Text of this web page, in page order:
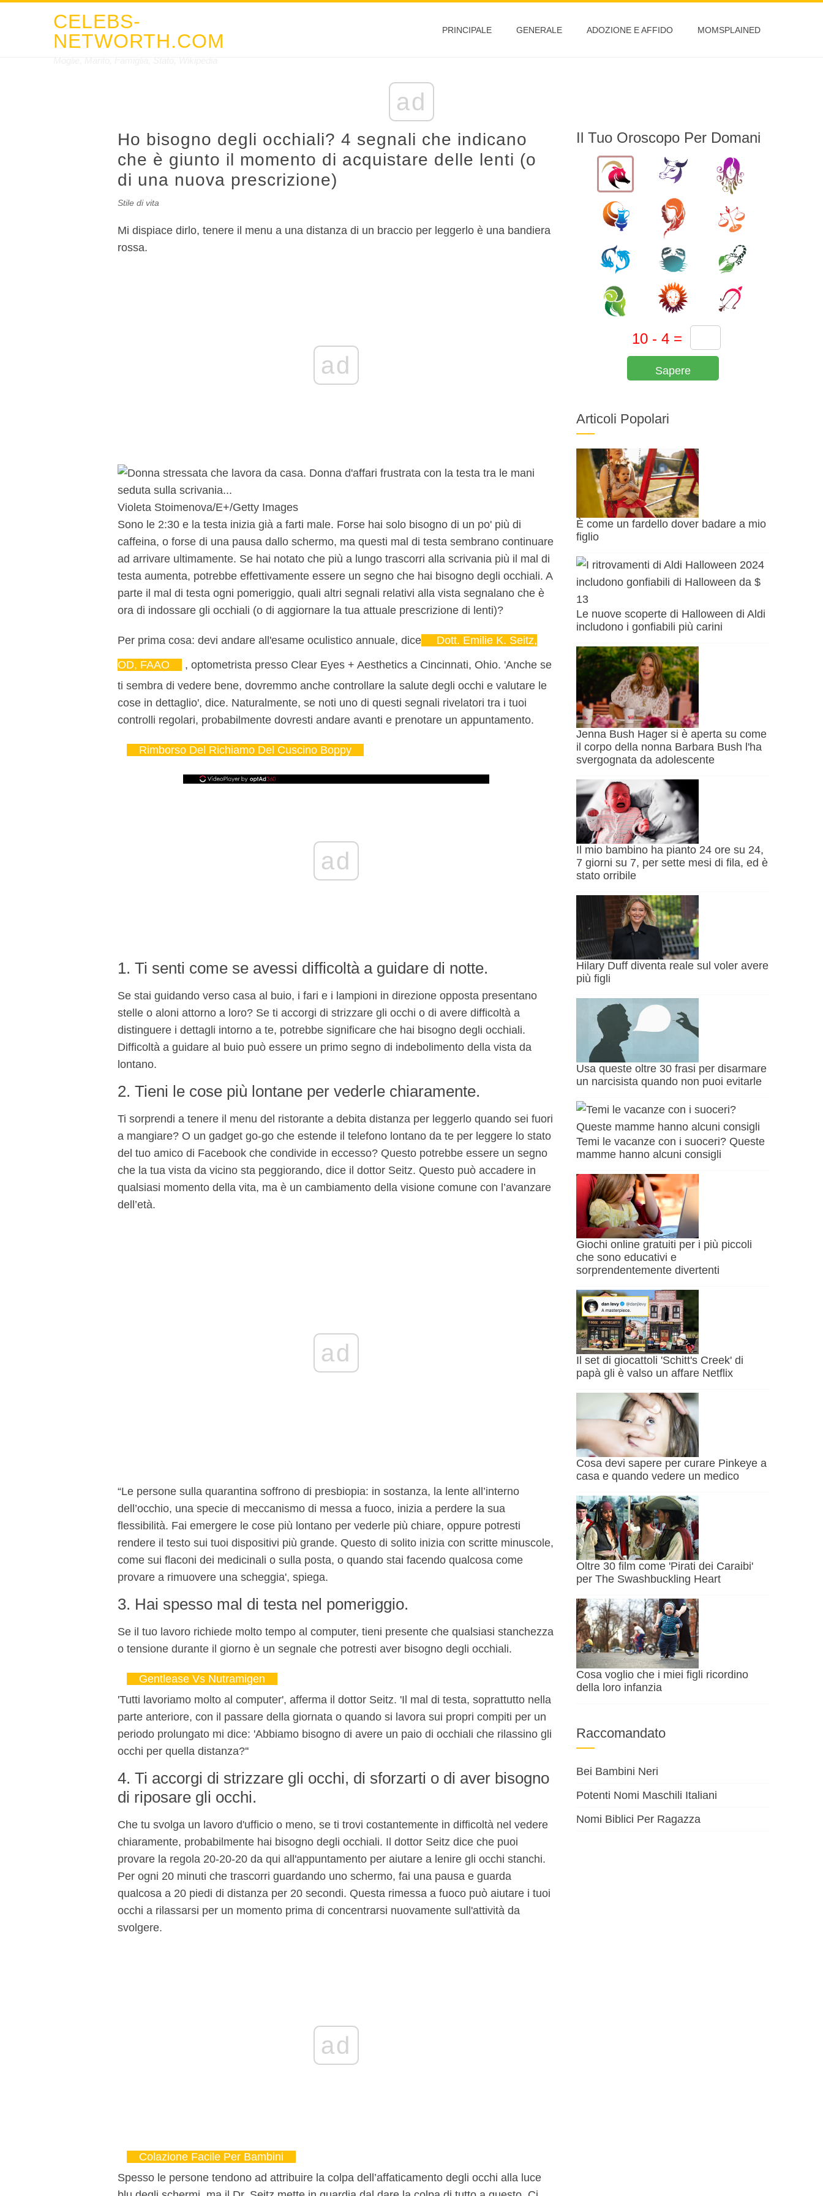
CELEBS-
NETWORTH.COM
PRINCIPALE GENERALE ADOZIONE E AFFIDO MOMSPLAINED
ad
Ho bisogno degli occhiali? 4 segnali che indicano
che è giunto il momento di acquistare delle lenti (o
di una nuova prescrizione)
Stile di vita
Mi dispiace dirlo, tenere il menu a una distanza di un braccio per leggerlo è una bandiera
rossa.
ad
Violeta Stoimenova/E+/Getty Images
Sono le 2:30 e la testa inizia già a farti male. Forse hai solo bisogno di un po' più di
caffeina, o forse di una pausa dallo schermo, ma questi mal di testa sembrano continuare
ad arrivare ultimamente. Se hai notato che più a lungo trascorri alla scrivania più il mal di
testa aumenta, potrebbe effettivamente essere un segno che hai bisogno degli occhiali. A
parte il mal di testa ogni pomeriggio, quali altri segnali relativi alla vista segnalano che è
ora di indossare gli occhiali (o di aggiornare la tua attuale prescrizione di lenti)?
Per prima cosa: devi andare all'esame oculistico annuale, dice
Dott. Emilie K. Seitz,
OD, FAAO
, optometrista presso Clear Eyes + Aesthetics a Cincinnati, Ohio. 'Anche se
ti sembra di vedere bene, dovremmo anche controllare la salute degli occhi e valutare le
cose in dettaglio', dice. Naturalmente, se noti uno di questi segnali rivelatori tra i tuoi
controlli regolari, probabilmente dovresti andare avanti e prenotare un appuntamento.
Rimborso Del Richiamo Del Cuscino Boppy
ad
1. Ti senti come se avessi difficoltà a guidare di notte.
Se stai guidando verso casa al buio, i fari e i lampioni in direzione opposta presentano
stelle o aloni attorno a loro? Se ti accorgi di strizzare gli occhi o di avere difficoltà a
distinguere i dettagli intorno a te, potrebbe significare che hai bisogno degli occhiali.
Difficoltà a guidare al buio può essere un primo segno di indebolimento della vista da
lontano.
2. Tieni le cose più lontane per vederle chiaramente.
Ti sorprendi a tenere il menu del ristorante a debita distanza per leggerlo quando sei fuori
a mangiare? O un gadget go-go che estende il telefono lontano da te per leggere lo stato
del tuo amico di Facebook che condivide in eccesso? Questo potrebbe essere un segno
che la tua vista da vicino sta peggiorando, dice il dottor Seitz. Questo può accadere in
qualsiasi momento della vita, ma è un cambiamento della visione comune con l’avanzare
dell’età.
ad
“Le persone sulla quarantina soffrono di presbiopia: in sostanza, la lente all’interno
dell’occhio, una specie di meccanismo di messa a fuoco, inizia a perdere la sua
flessibilità. Fai emergere le cose più lontano per vederle più chiare, oppure potresti
rendere il testo sui tuoi dispositivi più grande. Questo di solito inizia con scritte minuscole,
come sui flaconi dei medicinali o sulla posta, o quando stai facendo qualcosa come
provare a rimuovere una scheggia', spiega.
3. Hai spesso mal di testa nel pomeriggio.
Se il tuo lavoro richiede molto tempo al computer, tieni presente che qualsiasi stanchezza
o tensione durante il giorno è un segnale che potresti aver bisogno degli occhiali.
Gentlease Vs Nutramigen
'Tutti lavoriamo molto al computer', afferma il dottor Seitz. 'Il mal di testa, soprattutto nella
parte anteriore, con il passare della giornata o quando si lavora sui propri compiti per un
periodo prolungato mi dice: 'Abbiamo bisogno di avere un paio di occhiali che rilassino gli
occhi per quella distanza?''
4. Ti accorgi di strizzare gli occhi, di sforzarti o di aver bisogno
di riposare gli occhi.
Che tu svolga un lavoro d'ufficio o meno, se ti trovi costantemente in difficoltà nel vedere
chiaramente, probabilmente hai bisogno degli occhiali. Il dottor Seitz dice che puoi
provare la regola 20-20-20 da qui all'appuntamento per aiutare a lenire gli occhi stanchi.
Per ogni 20 minuti che trascorri guardando uno schermo, fai una pausa e guarda
qualcosa a 20 piedi di distanza per 20 secondi. Questa rimessa a fuoco può aiutare i tuoi
occhi a rilassarsi per un momento prima di concentrarsi nuovamente sull'attività da
svolgere.
ad
Colazione Facile Per Bambini
Spesso le persone tendono ad attribuire la colpa dell’affaticamento degli occhi alla luce
Il Tuo Oroscopo Per Domani
Sapere
Articoli Popolari
È come un fardello dover badare a mio
figlio
Le nuove scoperte di Halloween di Aldi
includono i gonfiabili più carini
Jenna Bush Hager si è aperta su come
il corpo della nonna Barbara Bush l'ha
svergognata da adolescente
Il mio bambino ha pianto 24 ore su 24,
7 giorni su 7, per sette mesi di fila, ed è
stato orribile
Hilary Duff diventa reale sul voler avere
più figli
Usa queste oltre 30 frasi per disarmare
un narcisista quando non puoi evitarle
Temi le vacanze con i suoceri? Queste
mamme hanno alcuni consigli
Giochi online gratuiti per i più piccoli
che sono educativi e
sorprendentemente divertenti
Il set di giocattoli 'Schitt's Creek' di
papà gli è valso un affare Netflix
Cosa devi sapere per curare Pinkeye a
casa e quando vedere un medico
Oltre 30 film come 'Pirati dei Caraibi'
per The Swashbuckling Heart
Cosa voglio che i miei figli ricordino
della loro infanzia
Raccomandato
Bei Bambini Neri
Potenti Nomi Maschili Italiani
Nomi Biblici Per Ragazza